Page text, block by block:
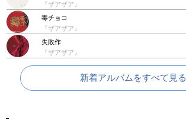
『ザアザア』
毒チョコ
『ザアザア』
失敗作
『ザアザア』
新着アルバムをすべて見る